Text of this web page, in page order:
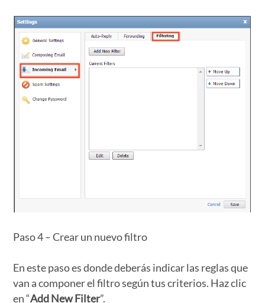
Paso 4 – Crear un nuevo filtro
En este paso es donde deberás indicar las reglas que
van a componer el filtro según tus criterios. Haz clic
en “Add New Filter”.